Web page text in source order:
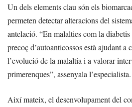
Un dels elements clau són els
permeten detectar alteracions del
antelació. “En malalties com la
precoç d’autoanticossos està ajudant
l’evolució de la malaltia i a valorar
primerenques”, assenyala l’especialista.
Així mateix, el desenvolupament del